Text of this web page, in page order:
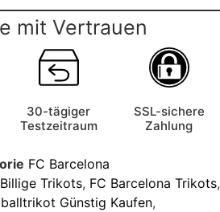
mit Vertrauen
30-tägiger
Testzeitraum
SSL-sichere
Zahlung
FC Barcelona
Billige Trikots, FC Barcelona Trikots,
Günstig Kaufen,